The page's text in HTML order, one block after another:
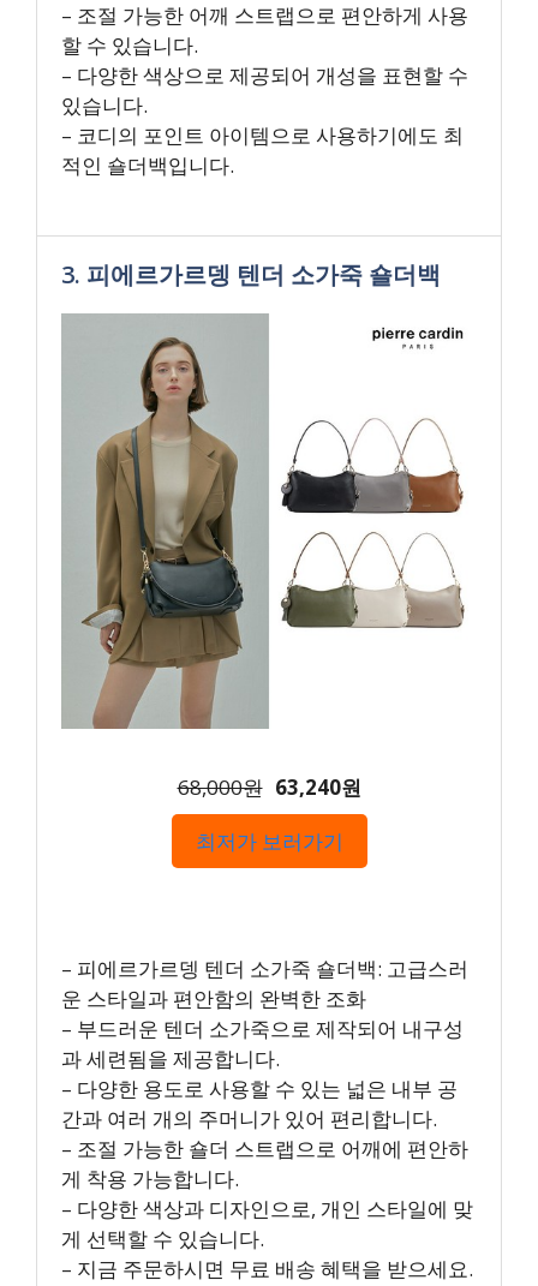
– 조절 가능한 어깨 스트랩으로 편안하게 사용
할 수 있습니다.
– 다양한 색상으로 제공되어 개성을 표현할 수
있습니다.
– 코디의 포인트 아이템으로 사용하기에도 최
적인 숄더백입니다.
3. 피에르가르뎅 텐더 소가죽 숄더백
68,000원 63,240원
최저가 보러가기
– 피에르가르뎅 텐더 소가죽 숄더백: 고급스러
운 스타일과 편안함의 완벽한 조화
– 부드러운 텐더 소가죽으로 제작되어 내구성
과 세련됨을 제공합니다.
– 다양한 용도로 사용할 수 있는 넓은 내부 공
간과 여러 개의 주머니가 있어 편리합니다.
– 조절 가능한 숄더 스트랩으로 어깨에 편안하
게 착용 가능합니다.
– 다양한 색상과 디자인으로, 개인 스타일에 맞
게 선택할 수 있습니다.
– 지금 주문하시면 무료 배송 혜택을 받으세요.